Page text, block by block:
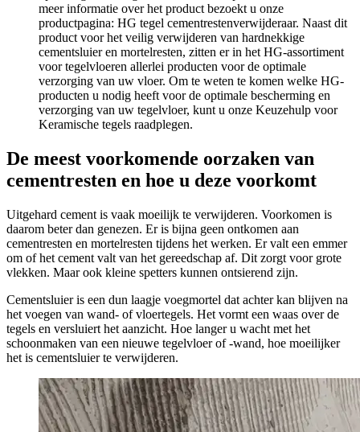
meer informatie over het product bezoekt u onze
productpagina: HG tegel cementrestenverwijderaar. Naast dit
product voor het veilig verwijderen van hardnekkige
cementsluier en mortelresten, zitten er in het HG-assortiment
voor tegelvloeren allerlei producten voor de optimale
verzorging van uw vloer. Om te weten te komen welke HG-
producten u nodig heeft voor de optimale bescherming en
verzorging van uw tegelvloer, kunt u onze Keuzehulp voor
Keramische tegels raadplegen.
De meest voorkomende oorzaken van
cementresten en hoe u deze voorkomt
Uitgehard cement is vaak moeilijk te verwijderen. Voorkomen is
daarom beter dan genezen. Er is bijna geen ontkomen aan
cementresten en mortelresten tijdens het werken. Er valt een emmer
om of het cement valt van het gereedschap af. Dit zorgt voor grote
vlekken. Maar ook kleine spetters kunnen ontsierend zijn.
Cementsluier is een dun laagje voegmortel dat achter kan blijven na
het voegen van wand- of vloertegels. Het vormt een waas over de
tegels en versluiert het aanzicht. Hoe langer u wacht met het
schoonmaken van een nieuwe tegelvloer of -wand, hoe moeilijker
het is cementsluier te verwijderen.